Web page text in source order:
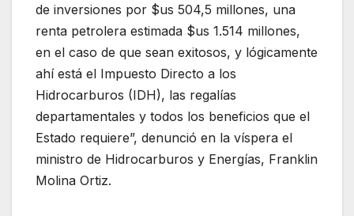
de inversiones por $us 504,5 millones, una
renta petrolera estimada $us 1.514 millones,
en el caso de que sean exitosos, y lógicamente
ahí está el Impuesto Directo a los
Hidrocarburos (IDH), las regalías
departamentales y todos los beneficios que el
Estado requiere”, denunció en la víspera el
ministro de Hidrocarburos y Energías, Franklin
Molina Ortiz.